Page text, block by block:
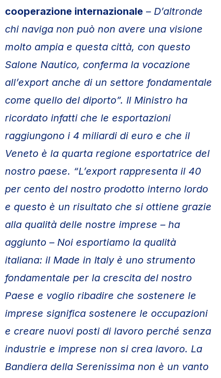
cooperazione internazionale – D’altronde
chi naviga non può non avere una visione
molto ampia e questa città, con questo
Salone Nautico, conferma la vocazione
all’export anche di un settore fondamentale
come quello del diporto”. Il Ministro ha
ricordato infatti che le esportazioni
raggiungono i 4 miliardi di euro e che il
Veneto è la quarta regione esportatrice del
nostro paese. “L’export rappresenta il 40
per cento del nostro prodotto interno lordo
e questo è un risultato che si ottiene grazie
alla qualità delle nostre imprese – ha
aggiunto – Noi esportiamo la qualità
italiana: il Made in Italy è uno strumento
fondamentale per la crescita del nostro
Paese e voglio ribadire che sostenere le
imprese significa sostenere le occupazioni
e creare nuovi posti di lavoro perché senza
industrie e imprese non si crea lavoro. La
Bandiera della Serenissima non è un vanto